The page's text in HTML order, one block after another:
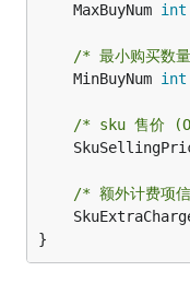
	MaxBuyNum
int
/* 最小购买
	MinBuyNum
int
/* sku 售价
/* 额外计费
}